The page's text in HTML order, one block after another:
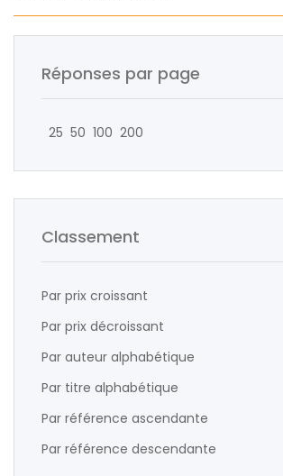
Réponses par page
25 50 100 200
Classement
Par prix croissant
Par prix décroissant
Par auteur alphabétique
Par titre alphabétique
Par référence ascendante
Par référence descendante